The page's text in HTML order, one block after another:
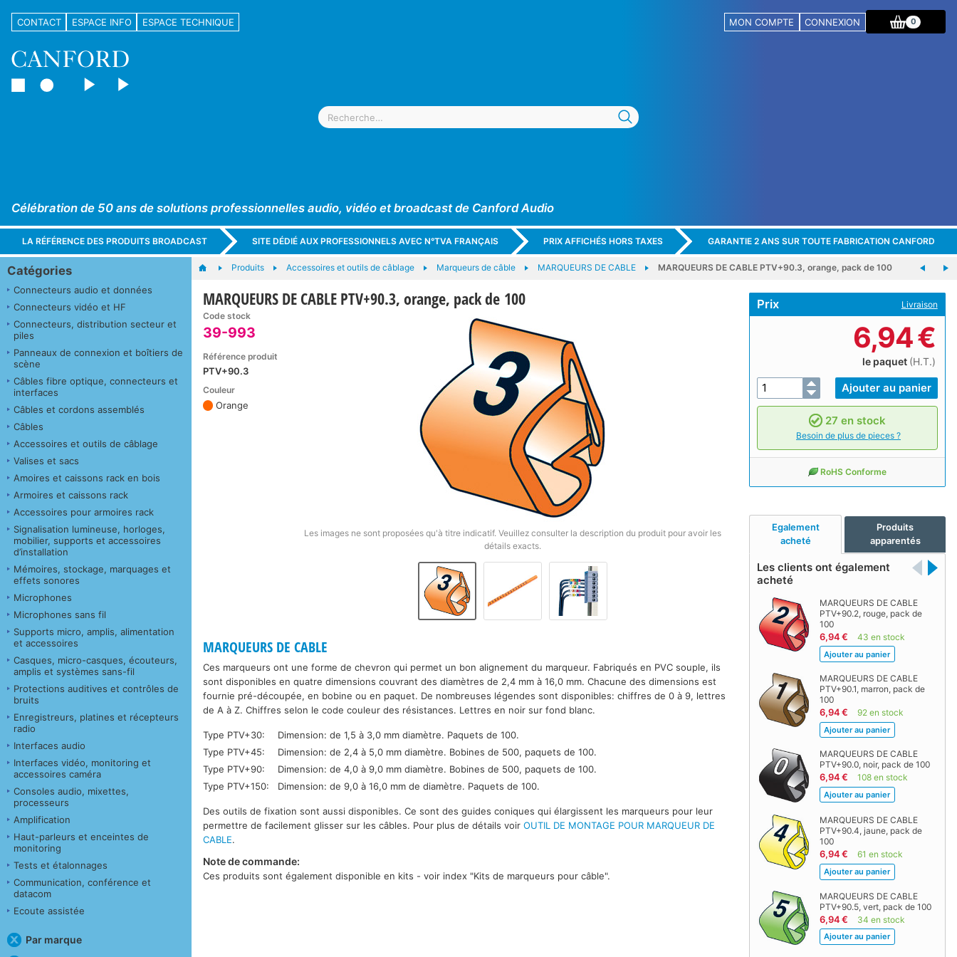
CONTACT ESPACE INFO ESPACE TECHNIQUE MON COMPTE CONNEXION 0
Célébration de 50 ans de solutions professionnelles audio, vidéo et broadcast de Canford Audio
LA RÉFÉRENCE DES PRODUITS BROADCAST SITE DÉDIÉ AUX PROFESSIONNELS AVEC N°TVA FRANÇAIS PRIX AFFICHÉS HORS TAXES GARANTIE 2 ANS SUR TOUTE FABRICATION CANFORD
Catégories
Connecteurs audio et données
Connecteurs vidéo et HF
Connecteurs, distribution secteur et
piles
Panneaux de connexion et boîtiers de
scène
Câbles fibre optique, connecteurs et
interfaces
Câbles et cordons assemblés
Câbles
Accessoires et outils de câblage
Valises et sacs
Amoires et caissons rack en bois
Armoires et caissons rack
Accessoires pour armoires rack
Signalisation lumineuse, horloges,
mobilier, supports et accessoires
d’installation
Mémoires, stockage, marquages et
effets sonores
Microphones
Microphones sans fil
Supports micro, amplis, alimentation
et accessoires
Casques, micro-casques, écouteurs,
amplis et systèmes sans-fil
Protections auditives et contrôles de
bruits
Enregistreurs, platines et récepteurs
radio
Interfaces audio
Interfaces vidéo, monitoring et
accessoires caméra
Consoles audio, mixettes,
processeurs
Amplification
Haut-parleurs et enceintes de
monitoring
Tests et étalonnages
Communication, conférence et
datacom
Ecoute assistée
Par marque
Produits Accessoires et outils de câblage Marqueurs de câble MARQUEURS DE CABLE MARQUEURS DE CABLE PTV+90.3, orange, pack de 100
MARQUEURS DE CABLE PTV+90.3, orange, pack de 100
Code stock
39-993
Référence produit
PTV+90.3
Couleur
Orange
Les images ne sont proposées qu'à titre indicatif. Veuillez consulter la description du produit pour avoir les
détails exacts.
Prix Livraison
6,94€
le paquet (H.T.)
27 en stock
Besoin de plus de pieces ?
RoHS Conforme
Egalement
acheté
Produits
apparentés
Les clients ont également
acheté
MARQUEURS DE CABLE
PTV+90.2, rouge, pack de
100
6,94 € 43 en stock
MARQUEURS DE CABLE
PTV+90.1, marron, pack de
100
6,94 € 92 en stock
MARQUEURS DE CABLE
PTV+90.0, noir, pack de 100
6,94 € 108 en stock
MARQUEURS DE CABLE
PTV+90.4, jaune, pack de
100
6,94 € 61 en stock
MARQUEURS DE CABLE
PTV+90.5, vert, pack de 100
6,94 € 34 en stock
MARQUEURS DE CABLE
Ces marqueurs ont une forme de chevron qui permet un bon alignement du marqueur. Fabriqués en PVC souple, ils
sont disponibles en quatre dimensions couvrant des diamètres de 2,4 mm à 16,0 mm. Chacune des dimensions est
fournie pré-découpée, en bobine ou en paquet. De nombreuses légendes sont disponibles: chiffres de 0 à 9, lettres
de A à Z. Chiffres selon le code couleur des résistances. Lettres en noir sur fond blanc.
Type PTV+30:
Dimension: de 1,5 à 3,0 mm diamètre. Paquets de 100.
Type PTV+45:
Dimension: de 2,4 à 5,0 mm diamètre. Bobines de 500, paquets de 100.
Type PTV+90:
Dimension: de 4,0 à 9,0 mm diamètre. Bobines de 500, paquets de 100.
Type PTV+150:
Dimension: de 9,0 à 16,0 mm de diamètre. Paquets de 100.
Des outils de fixation sont aussi disponibles. Ce sont des guides coniques qui élargissent les marqueurs pour leur
permettre de facilement glisser sur les câbles. Pour plus de détails voirOUTIL DE MONTAGE POUR MARQUEUR DE
CABLE.
Note de commande:
Ces produits sont également disponible en kits - voir index "Kits de marqueurs pour câble".